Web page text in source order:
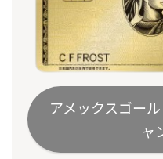
アメックスゴー
ャ